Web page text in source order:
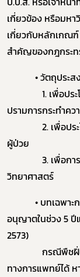
เกี่ยวข้อง หรือมห
เกี่ยวกับหลักเกณฑ์
สำคัญของกฎกระ
• วัตถุประสงค์
1. เพื่อประโยช
ปรามการกระทำค
2. เพื่อประโย
ผู้ป่วย
3. เพื่อการวิเ
วิทยาศาสตร์
• บทเฉพาะกา
อนุญาตในช่วง 5 ปี
2573)
กรณีพืชฝิ่น ให้
ทางการแพทย์ได้
เลื
กฎห
การ
ข่าวป